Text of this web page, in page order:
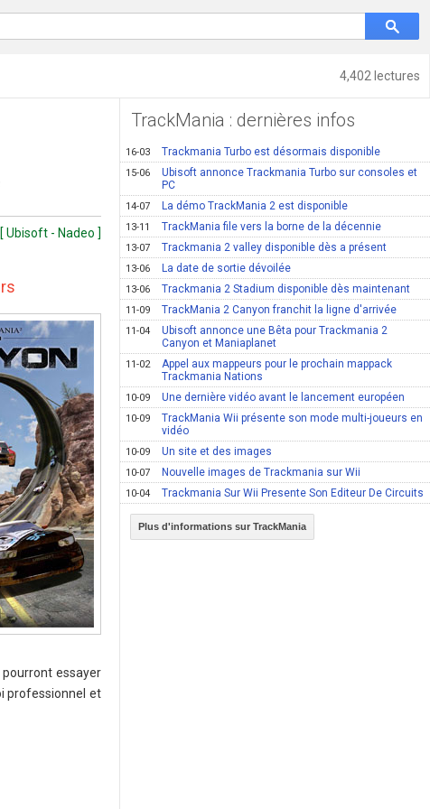
4,402 lectures
[ Ubisoft - Nadeo ]
pourront essayer
professionnel et
TrackMania : dernières infos
16-03 Trackmania Turbo est désormais disponible
15-06
Ubisoft annonce Trackmania Turbo sur consoles et
PC
14-07 La démo TrackMania 2 est disponible
13-11 TrackMania file vers la borne de la décennie
13-07 Trackmania 2 valley disponible dès a présent
13-06 La date de sortie dévoilée
13-06 Trackmania 2 Stadium disponible dès maintenant
11-09 TrackMania 2 Canyon franchit la ligne d'arrivée
11-04
Ubisoft annonce une Bêta pour Trackmania 2
Canyon et Maniaplanet
11-02
Appel aux mappeurs pour le prochain mappack
Trackmania Nations
10-09 Une dernière vidéo avant le lancement européen
10-09
TrackMania Wii présente son mode multi-joueurs en
vidéo
10-09 Un site et des images
10-07 Nouvelle images de Trackmania sur Wii
10-04 Trackmania Sur Wii Presente Son Editeur De Circuits
Plus d'informations sur TrackMania